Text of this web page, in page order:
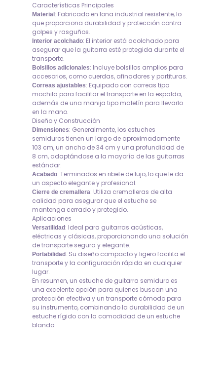
Características Principales
Material: Fabricado en lona industrial resistente, lo
que proporciona durabilidad y protección contra
golpes y rasguños.
Interior acolchado: El interior está acolchado para
asegurar que la guitarra esté protegida durante el
transporte.
Bolsillos adicionales: Incluye bolsillos amplios para
accesorios, como cuerdas, afinadores y partituras.
Correas ajustables: Equipado con correas tipo
mochila para facilitar el transporte en la espalda,
además de una manija tipo maletín para llevarlo
en la mano.
Diseño y Construcción
Dimensiones: Generalmente, los estuches
semiduros tienen un largo de aproximadamente
103 cm, un ancho de 34 cm y una profundidad de
8 cm, adaptándose a la mayoría de las guitarras
estándar.
Acabado: Terminados en ribete de lujo, lo que le da
un aspecto elegante y profesional.
Cierre de cremallera: Utiliza cremalleras de alta
calidad para asegurar que el estuche se
mantenga cerrado y protegido.
Aplicaciones
Versatilidad: Ideal para guitarras acústicas,
eléctricas y clásicas, proporcionando una solución
de transporte segura y elegante.
Portabilidad: Su diseño compacto y ligero facilita el
transporte y la configuración rápida en cualquier
lugar.
En resumen, un estuche de guitarra semiduro es
una excelente opción para quienes buscan una
protección efectiva y un transporte cómodo para
su instrumento, combinando la durabilidad de un
estuche rígido con la comodidad de un estuche
blando.